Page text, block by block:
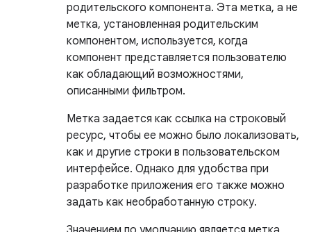
родительского компонента. Эта метка, а не
метка, установленная родительским
компонентом, используется, когда
компонент представляется пользователю
как обладающий возможностями,
описанными фильтром.
Метка задается как ссылка на строковый
ресурс, чтобы ее можно было локализовать,
как и другие строки в пользовательском
интерфейсе. Однако для удобства при
разработке приложения его также можно
задать как необработанную строку.